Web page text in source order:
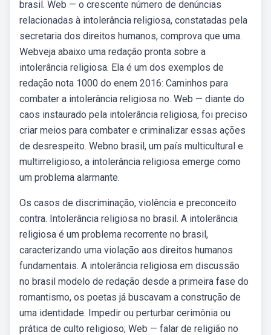
brasil. Web — o crescente número de denúncias
relacionadas à intolerância religiosa, constatadas pela
secretaria dos direitos humanos, comprova que uma.
Webveja abaixo uma redação pronta sobre a
intolerância religiosa. Ela é um dos exemplos de
redação nota 1000 do enem 2016: Caminhos para
combater a intolerância religiosa no. Web — diante do
caos instaurado pela intolerância religiosa, foi preciso
criar meios para combater e criminalizar essas ações
de desrespeito. Webno brasil, um país multicultural e
multirreligioso, a intolerância religiosa emerge como
um problema alarmante.
Os casos de discriminação, violência e preconceito
contra. Intolerância religiosa no brasil. A intolerância
religiosa é um problema recorrente no brasil,
caracterizando uma violação aos direitos humanos
fundamentais. A intolerância religiosa em discussão
no brasil modelo de redação desde a primeira fase do
romantismo, os poetas já buscavam a construção de
uma identidade. Impedir ou perturbar cerimônia ou
prática de culto religioso; Web — falar de religião no